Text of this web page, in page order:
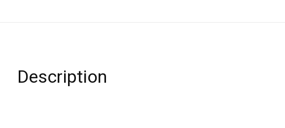
Description